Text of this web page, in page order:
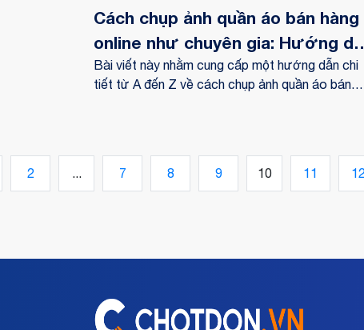
Cách chụp ảnh quần áo bán hàng
online như chuyên gia: Hướng
từ A đến Z
Bài viết này nhằm cung cấp một hướng dẫn chi
tiết từ A đến Z về cách chụp ảnh quần áo bán
và chuyên nghiệp. Bằng cách áp dụng cách
ảnh quần áo chuyên nghiệp, bạn sẽ đạt được
2 ... 7 8 9 10 11 12